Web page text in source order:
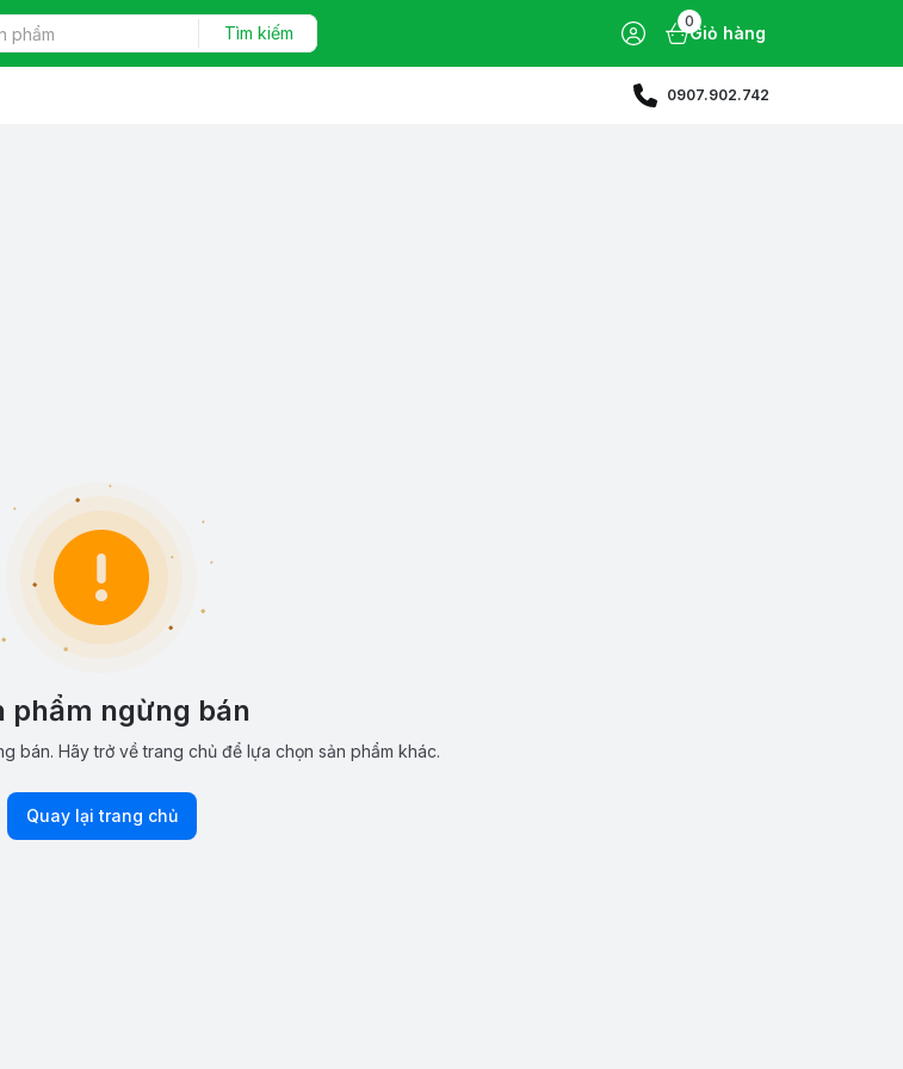
Tìm kiếm
0
Giỏ hàng
0907.902.742
phẩm ngừng bán
bán. Hãy trở về trang chủ để lựa chọn sản phẩm khác.
Quay lại trang chủ